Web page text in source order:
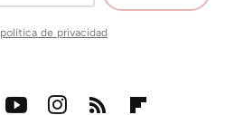
política de privacidad